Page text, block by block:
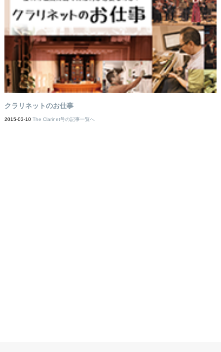
クラリネットのお仕事
2015-03-10 The Clarinet号の記事一覧へ